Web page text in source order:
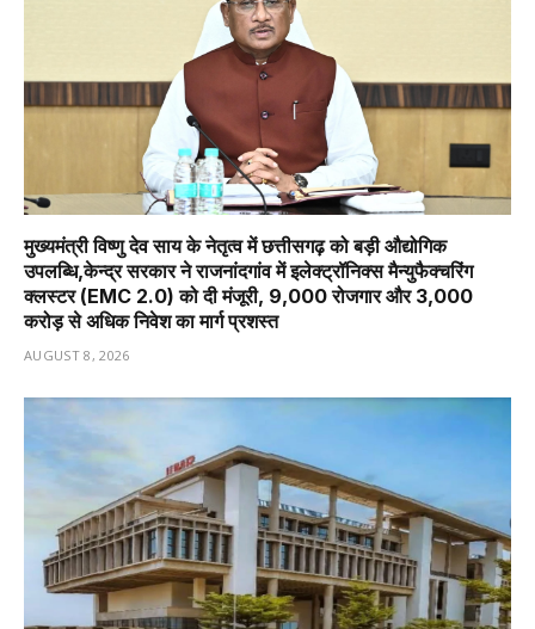
मुख्यमंत्री विष्णु देव साय के नेतृत्व में छत्तीसगढ़ को बड़ी औद्योगिक
उपलब्धि,केन्द्र सरकार ने राजनांदगांव में इलेक्ट्रॉनिक्स मैन्युफैक्चरिंग
क्लस्टर (EMC 2.0) को दी मंजूरी, 9,000 रोजगार और ₹3,000
करोड़ से अधिक निवेश का मार्ग प्रशस्त
AUGUST 8, 2026